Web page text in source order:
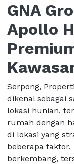
GNA
Apollo
Serpong,
dikenal sebagai
lokasi hunian,
rumah dengan
di lokasi yang
beberapa
berkembang,